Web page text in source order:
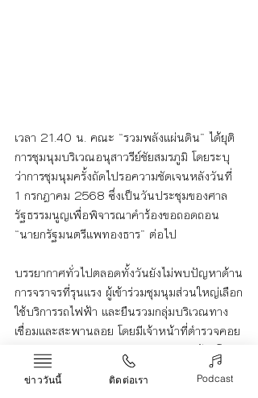
เวลา 21.40 น. คณะ “รวมพลังแผ่นดิน” ได้ยุติ
การชุมนุมบริเวณอนุสาวรีย์ชัยสมรภูมิ โดยระบุ
ว่าการชุมนุมครั้งถัดไปรอความชัดเจนหลังวันที่
1 กรกฎาคม 2568 ซึ่งเป็นวันประชุมของศาล
รัฐธรรมนูญเพื่อพิจารณาคำร้องขอถอดถอน
“นายกรัฐมนตรีแพทองธาร” ต่อไป
บรรยากาศทั่วไปตลอดทั้งวันยังไม่พบปัญหาด้าน
การจราจรที่รุนแรง ผู้เข้าร่วมชุมนุมส่วนใหญ่เลือก
ใช้บริการรถไฟฟ้า และยืนรวมกลุ่มบริเวณทาง
เชื่อมและสะพานลอย โดยมีเจ้าหน้าที่ตำรวจคอย
อำนวยความสะดวกและดูแลความเรียบร้อยโดย
รอบอย่างต่อเนื่อง
การเมืองม๊อบ28มิถุนา ชุมนุม อนุสาวรีย์ชัยสมรภูมิ
ข่าววันนี้ ติดต่อเรา Podcast